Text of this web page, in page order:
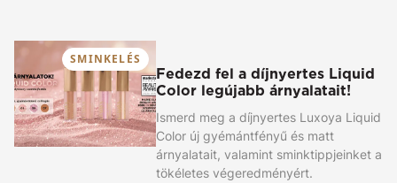
SMINKELÉS
Fedezd fel a díjnyertes Liquid
Color legújabb árnyalatait!
Ismerd meg a díjnyertes Luxoya Liquid
Color új gyémántfényű és matt
árnyalatait, valamint sminktippjeinket a
tökéletes végeredményért.